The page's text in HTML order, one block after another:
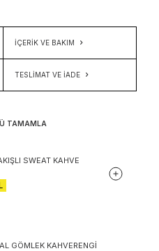
İÇERIK VE BAKIM
TESLIMAT VE İADE
TAMAMLA
SWEAT KAHVE
GÖMLEK KAHVERENGI